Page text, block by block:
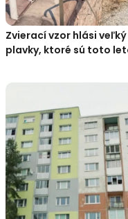
Zvierací vzor hlási
plavky, ktoré sú toto